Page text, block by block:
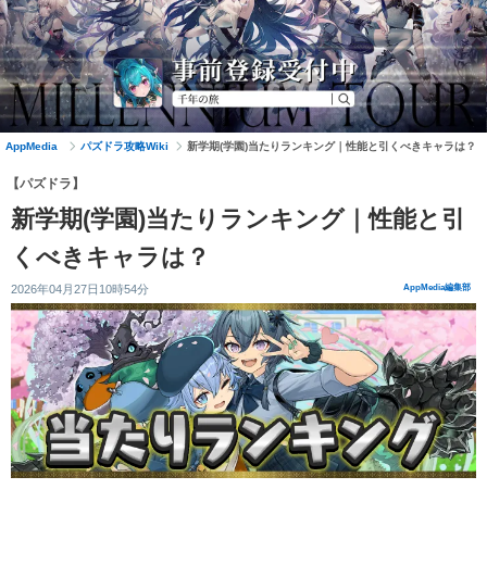
AppMedia パズドラ攻略Wiki 新学期(学園)当たりランキング｜性能と引くべきキャラは？
【パズドラ】
新学期(学園)当たりランキング｜性能と引
くべきキャラは？
2026年04月27日10時54分 AppMedia編集部